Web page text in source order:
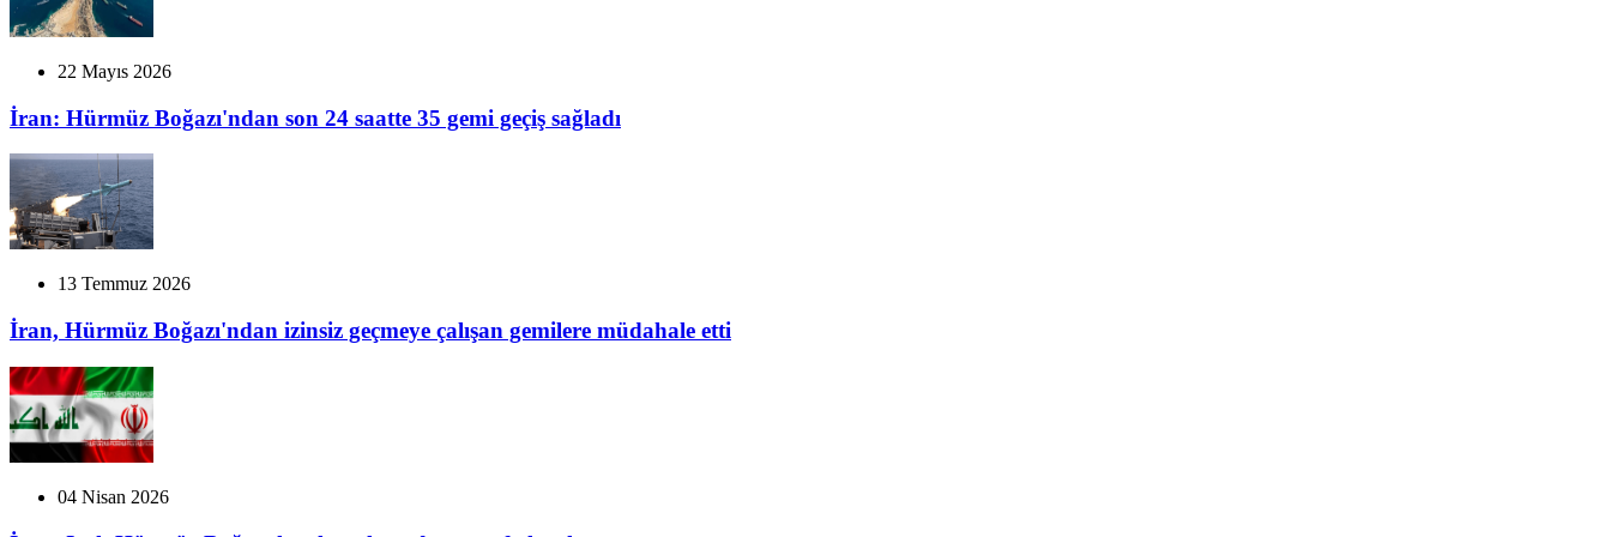
22 Mayıs 2026
İran: Hürmüz Boğazı'ndan son 24 saatte 35 gemi geçiş sağladı
13 Temmuz 2026
İran, Hürmüz Boğazı'ndan izinsiz geçmeye çalışan gemilere müdahale etti
04 Nisan 2026